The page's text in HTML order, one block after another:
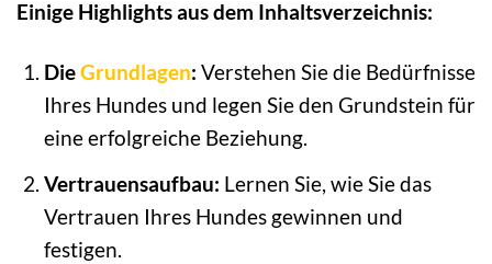
Einige Highlights aus dem Inhaltsverzeichnis:
DieGrundlagen: Verstehen Sie die Bedürfnisse
Ihres Hundes und legen Sie den Grundstein für
eine erfolgreiche Beziehung.
Vertrauensaufbau: Lernen Sie, wie Sie das
Vertrauen Ihres Hundes gewinnen und
festigen.